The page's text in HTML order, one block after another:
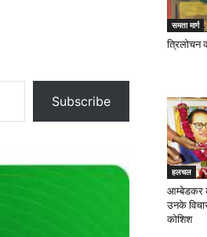
Subscribe
समता मार्ग
त्रिलोचन
हलचल
आम्बेडकर
उनके
कोशिश